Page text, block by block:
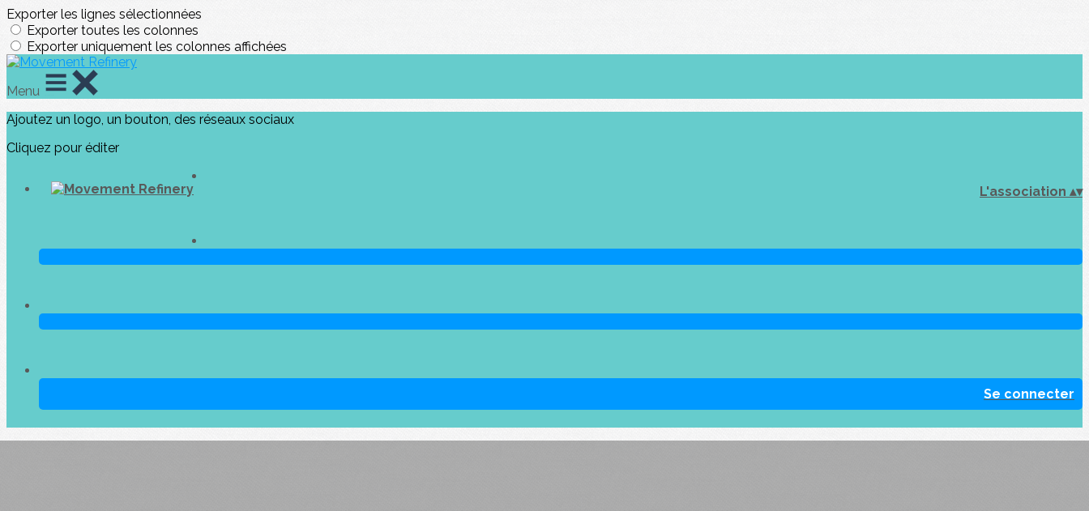
Exporter les lignes sélectionnées
Exporter toutes les colonnes
Exporter uniquement les colonnes affichées
Menu
Ajoutez un logo, un bouton, des réseaux sociaux
Cliquez pour éditer
L'association ▴▾
Se connecter